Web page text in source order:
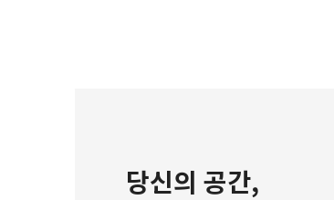
당신의 공간,